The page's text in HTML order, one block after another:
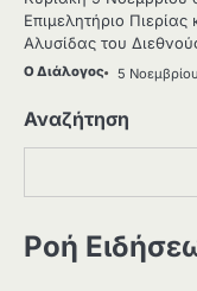
Επιμελητήριο
Αλυσίδας του
Ο Διάλογος 5
Αναζήτηση
Ροή